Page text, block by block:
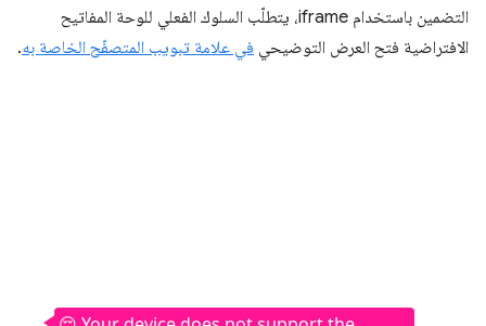
التضمين باستخدام iframe، يتطلّب السلوك الفعلي للوحة المفاتيح
الافتراضية فتح العرض التوضيحي في علامة تبويب المتصفّح الخاصة به.